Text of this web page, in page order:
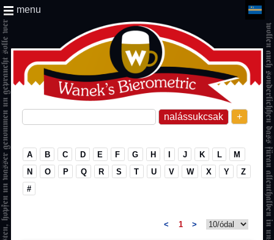
+
menu
A B C D E F G H I J K L
M
N
O P Q R S T U V W X Y
Z
#
< 1 >